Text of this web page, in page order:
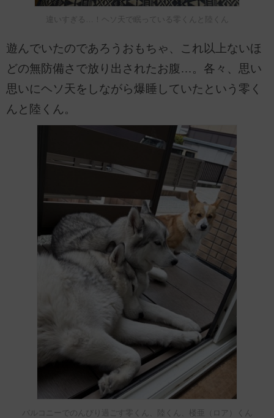
違いすぎる…！ヘソ天で眠っている零くんと陸くん
遊んでいたのであろうおもちゃ、これ以上ないほ
どの無防備さで放り出されたお腹…。各々、思い
思いにヘソ天をしながら爆睡していたという零く
んと陸くん。
バルコニーでのんびり過ごす零くん、陸くん、楼亜（ロア）くん